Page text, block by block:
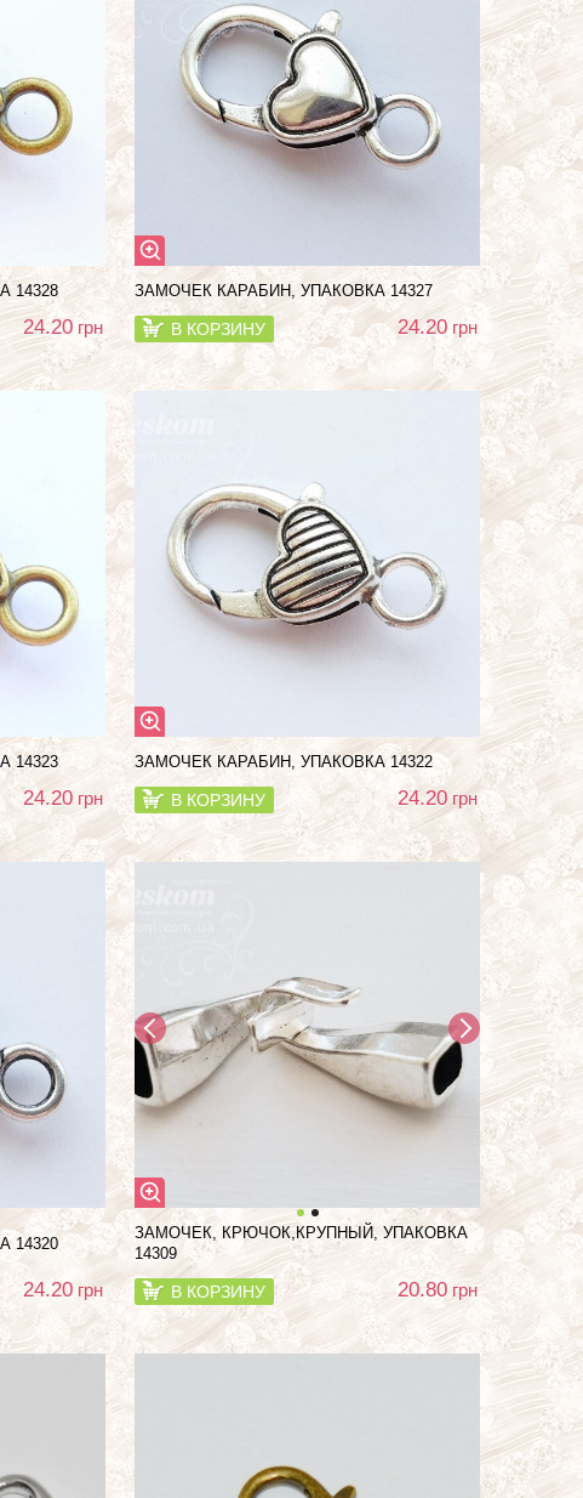
14328
24.20 грн
ЗАМОЧЕК КАРАБИН, УПАКОВКА 14327
В КОРЗИНУ 24.20 грн
14323
24.20 грн
ЗАМОЧЕК КАРАБИН, УПАКОВКА 14322
В КОРЗИНУ 24.20 грн
14320
24.20 грн
ЗАМОЧЕК, КРЮЧОК,КРУПНЫЙ, УПАКОВКА
14309
В КОРЗИНУ 20.80 грн